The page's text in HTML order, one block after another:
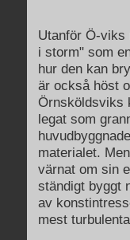
Utanför Ö-viks
i storm" som
hur den kan
är också höst
Örnsköldsviks
legat som
materialet.
värnat om sin
ständigt byggt
av
mest